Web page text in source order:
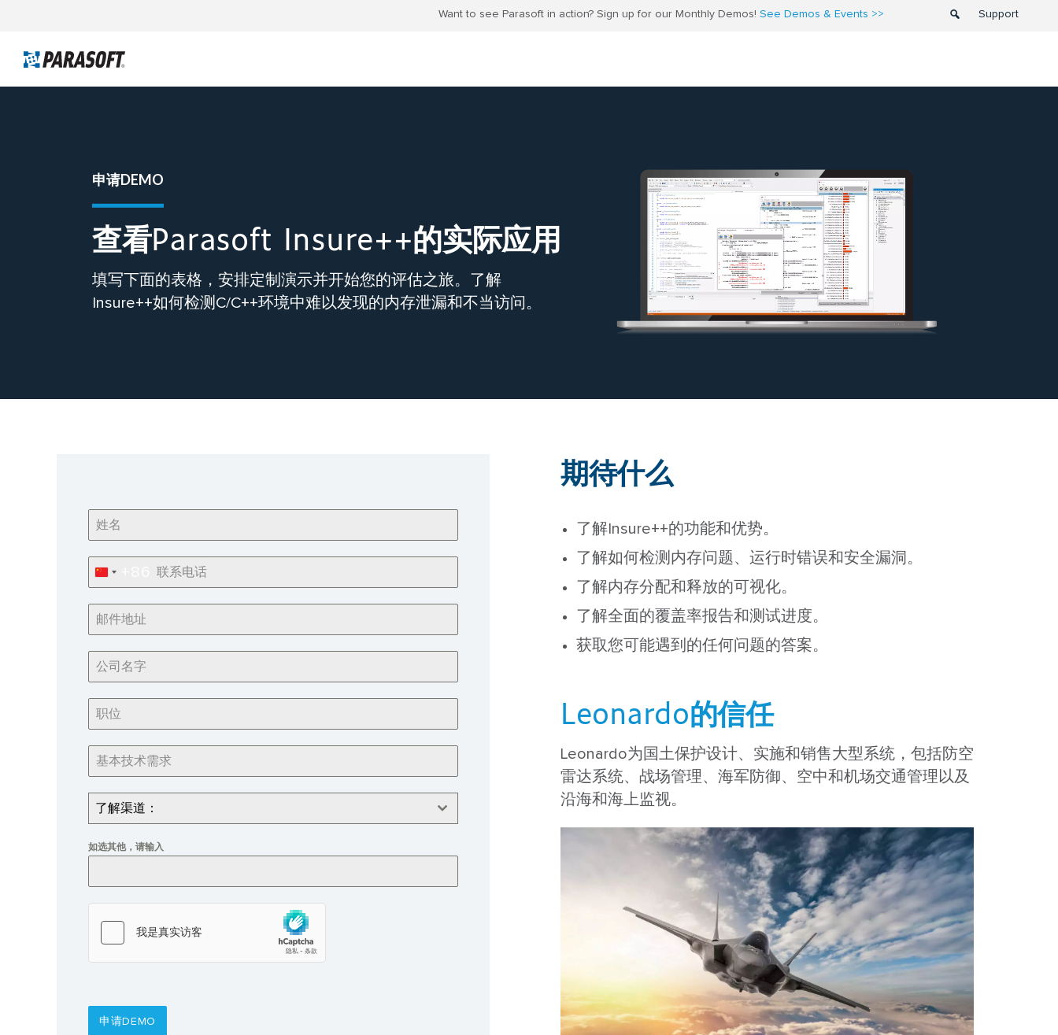
Want to see Parasoft in action? Sign up for our Monthly Demos! See Demos & Events >> Support
申请DEMO
查看Parasoft Insure++的实际应用
填写下面的表格，安排定制演示并开始您的评估之旅。了解
Insure++如何检测C/C++环境中难以发现的内存泄漏和不当访问。
China
+86
了解渠道：
如选其他，请输入
申请DEMO
期待什么
了解Insure++的功能和优势。
了解如何检测内存问题、运行时错误和安全漏洞。
了解内存分配和释放的可视化。
了解全面的覆盖率报告和测试进度。
获取您可能遇到的任何问题的答案。
Leonardo的信任
Leonardo为国土保护设计、实施和销售大型系统，包括防空
雷达系统、战场管理、海军防御、空中和机场交通管理以及
沿海和海上监视。